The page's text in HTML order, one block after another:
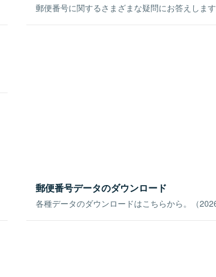
郵便番号に関するさまざまな疑問にお答えします
郵便番号データのダウンロード
各種データのダウンロードはこちらから。（